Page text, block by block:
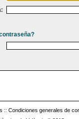
:: Condiciones generales de